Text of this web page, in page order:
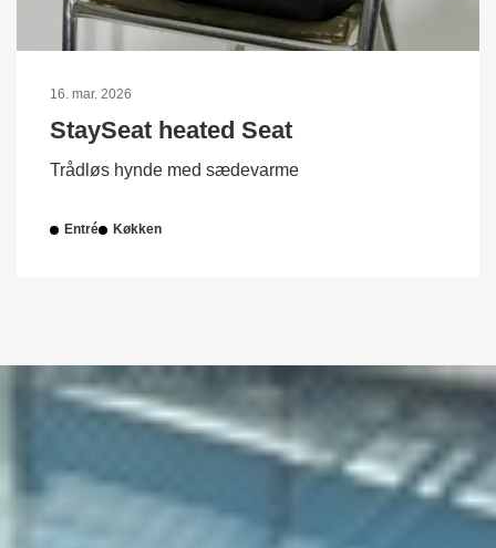
16. mar. 2026
StaySeat heated Seat
Trådløs hynde med sædevarme
Entré Køkken